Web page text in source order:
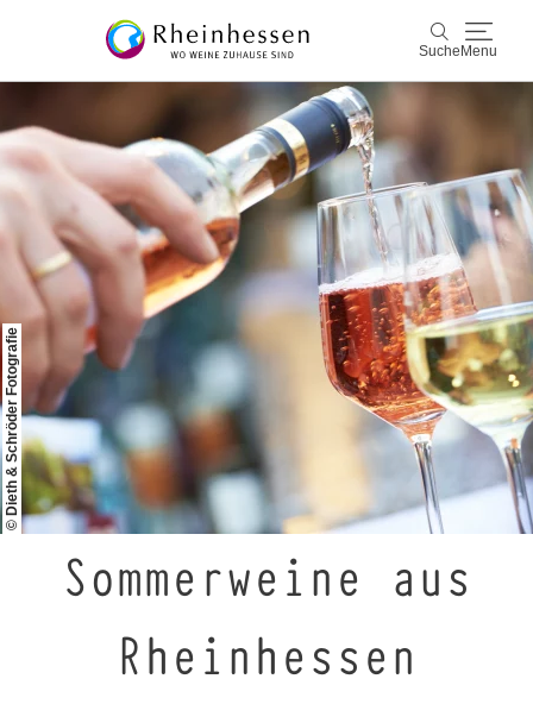
Suche Menu
Wein & Genuss
Aktiv & Natur
Kultur & Städte
Veranstaltungen
Buchung & Service
Rheinhessen-Blog
© Dieth & Schröder Fotografie
Sommerweine aus
Rheinhessen